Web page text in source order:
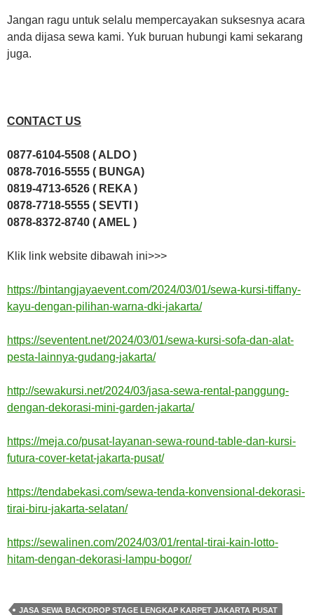
Jangan ragu untuk selalu mempercayakan suksesnya acara
anda dijasa sewa kami. Yuk buruan hubungi kami sekarang
juga.
CONTACT US
0877-6104-5508 ( ALDO )
0878-7016-5555 ( BUNGA)
0819-4713-6526 ( REKA )
0878-7718-5555 ( SEVTI )
0878-8372-8740 ( AMEL )
Klik link website dibawah ini>>>
https://bintangjayaevent.com/2024/03/01/sewa-kursi-tiffany-
kayu-dengan-pilihan-warna-dki-jakarta/
https://seventent.net/2024/03/01/sewa-kursi-sofa-dan-alat-
pesta-lainnya-gudang-jakarta/
http://sewakursi.net/2024/03/jasa-sewa-rental-panggung-
dengan-dekorasi-mini-garden-jakarta/
https://meja.co/pusat-layanan-sewa-round-table-dan-kursi-
futura-cover-ketat-jakarta-pusat/
https://tendabekasi.com/sewa-tenda-konvensional-dekorasi-
tirai-biru-jakarta-selatan/
https://sewalinen.com/2024/03/01/rental-tirai-kain-lotto-
hitam-dengan-dekorasi-lampu-bogor/
JASA SEWA BACKDROP STAGE LENGKAP KARPET JAKARTA PUSAT